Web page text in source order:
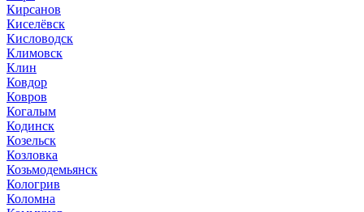
Кирсанов
Киселёвск
Кисловодск
Климовск
Клин
Ковдор
Ковров
Когалым
Кодинск
Козельск
Козловка
Козьмодемьянск
Кологрив
Коломна